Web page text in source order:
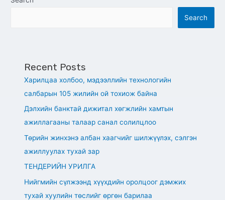
Search
Recent Posts
Харилцаа холбоо, мэдээллийн технологийн
салбарын 105 жилийн ой тохиож байна
Дэлхийн банктай дижитал хөгжлийн хамтын
ажиллагааны талаар санал солилцлоо
Төрийн жинхэнэ албан хаагчийг шилжүүлэх, сэлгэн
ажиллуулах тухай зар
ТЕНДЕРИЙН УРИЛГА
Нийгмийн сүлжээнд хүүхдийн оролцоог дэмжих
тухай хуулийн төслийг өргөн барилаа